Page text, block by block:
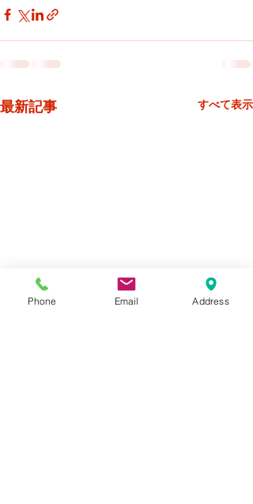
最新記事 すべて表示
Phone Email Address